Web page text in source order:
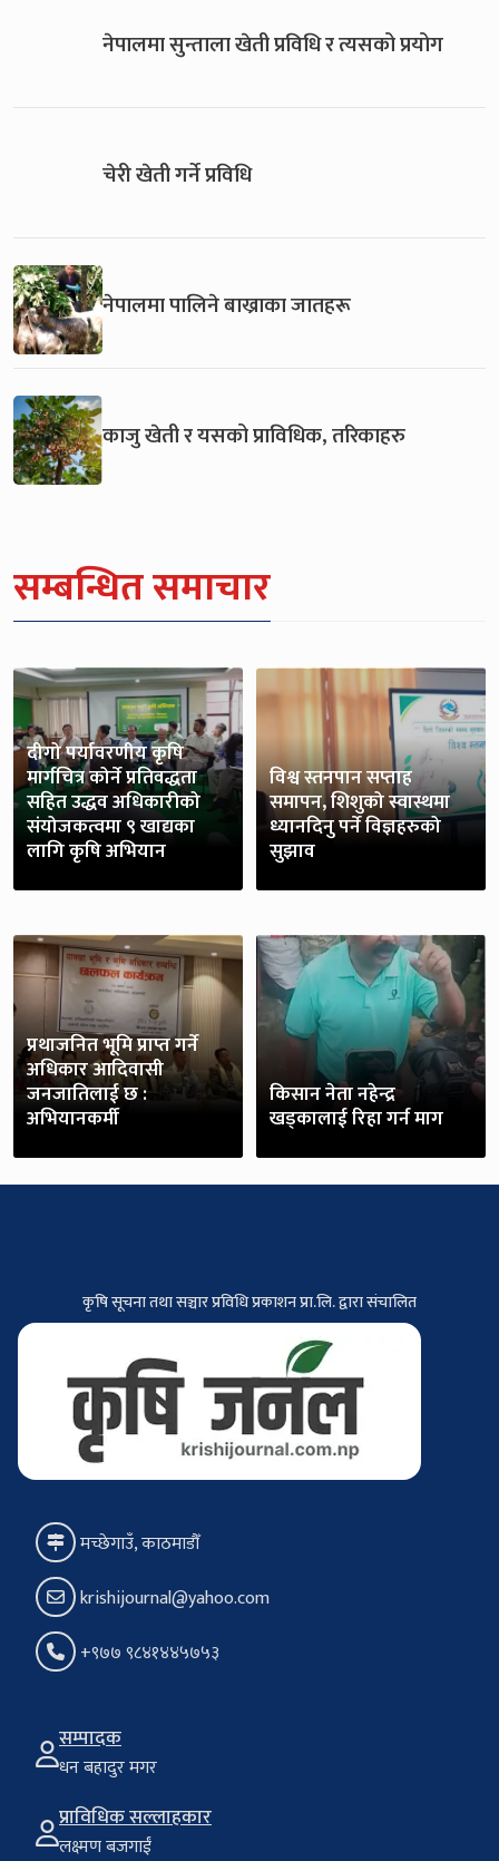
नेपालमा सुन्ताला खेती प्रविधि र त्यसको प्रयोग
चेरी खेती गर्ने प्रविधि
नेपालमा पालिने बाख्राका जातहरू
काजु खेती र यसको प्राविधिक, तरिकाहरु
सम्बन्धित समाचार
दीगो पर्यावरणीय कृषि
मार्गचित्र कोर्ने प्रतिवद्धता
सहित उद्धव अधिकारीको
संयोजकत्वमा ९ खाद्यका
लागि कृषि अभियान
विश्व स्तनपान सप्ताह
समापन, शिशुको स्वास्थमा
ध्यानदिनु पर्ने विज्ञहरुको
सुझाव
प्रथाजनित भूमि प्राप्त गर्ने
अधिकार आदिवासी
जनजातिलाई छ :
अभियानकर्मी
किसान नेता नहेन्द्र
खड्कालाई रिहा गर्न माग
कृषि सूचना तथा सञ्चार प्रविधि प्रकाशन प्रा.लि. द्वारा संचालित
मच्छेगाउँ, काठमाडौँ
krishijournal@yahoo.com
+९७७ ९८४१४४५७५३
सम्पादक
धन बहादुर मगर
प्राविधिक सल्लाहकार
लक्ष्मण बजगाईं